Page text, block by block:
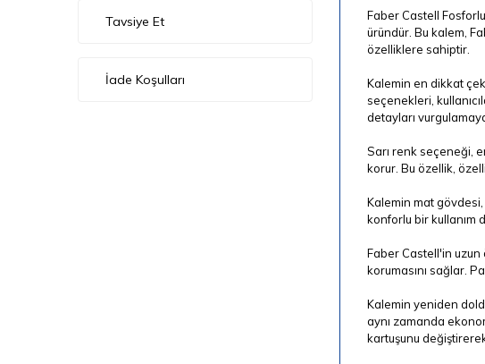
Tavsiye Et
İade Koşulları
Faber Castell
üründür. Bu kalem,
özelliklere sahiptir.
Kalemin en dikkat
seçenekleri,
detayları
Sarı renk seçeneği,
korur. Bu özellik,
Kalemin mat gövdesi,
konforlu bir kullanım
Faber Castell'in uzun
korumasını sağlar.
Kalemin yeniden
aynı zamanda
kartuşunu